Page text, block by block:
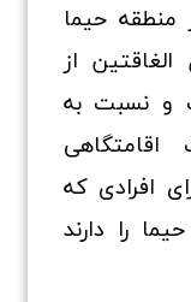
منطقه حیما
از
و نسبت به
افرادی که
را دارند